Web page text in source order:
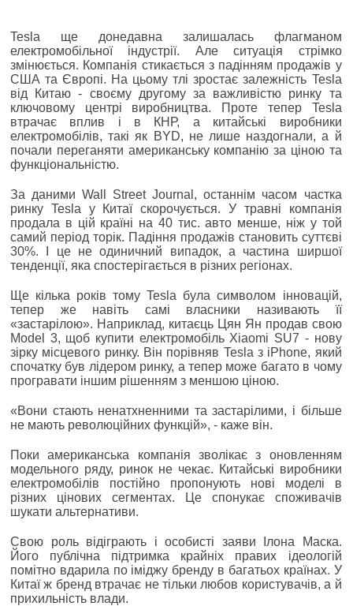
Tesla ще донедавна залишалась флагманом
електромобільної індустрії. Але ситуація стрімко
змінюється. Компанія стикається з падінням продажів у
США та Європі. На цьому тлі зростає залежність Tesla
від Китаю - своєму другому за важливістю ринку та
ключовому центрі виробництва. Проте тепер Tesla
втрачає вплив і в КНР, а китайські виробники
електромобілів, такі як BYD, не лише наздогнали, а й
почали переганяти американську компанію за ціною та
функціональністю.
За даними Wall Street Journal, останнім часом частка
ринку Tesla у Китаї скорочується. У травні компанія
продала в цій країні на 40 тис. авто менше, ніж у той
самий період торік. Падіння продажів становить суттєві
30%. І це не одиничний випадок, а частина ширшої
тенденції, яка спостерігається в різних регіонах.
Ще кілька років тому Tesla була символом інновацій,
тепер же навіть самі власники називають її
«застарілою». Наприклад, китаєць Цян Ян продав свою
Model 3, щоб купити електромобіль Xiaomi SU7 - нову
зірку місцевого ринку. Він порівняв Tesla з iPhone, який
спочатку був лідером ринку, а тепер може багато в чому
програвати іншим рішенням з меншою ціною.
«Вони стають ненатхненними та застарілими, і більше
не мають революційних функцій», - каже він.
Поки американська компанія зволікає з оновленням
модельного ряду, ринок не чекає. Китайські виробники
електромобілів постійно пропонують нові моделі в
різних цінових сегментах. Це спонукає споживачів
шукати альтернативи.
Свою роль відіграють і особисті заяви Ілона Маска.
Його публічна підтримка крайніх правих ідеологій
помітно вдарила по іміджу бренду в багатьох країнах. У
Китаї ж бренд втрачає не тільки любов користувачів, а й
прихильність влади.